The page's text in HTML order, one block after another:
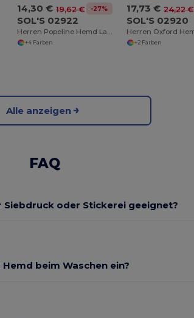
14,30 € 19,62 € -27%
SOL'S 02922
Herren Popeline Hemd Langarm Baltimore Fit
+4 Farben
17,73 € 24,22 €
SOL'S 02920
+2 Farben
Alle anzeigen
FAQ
Siebdruck oder Stickerei geeignet?
beim Waschen ein?